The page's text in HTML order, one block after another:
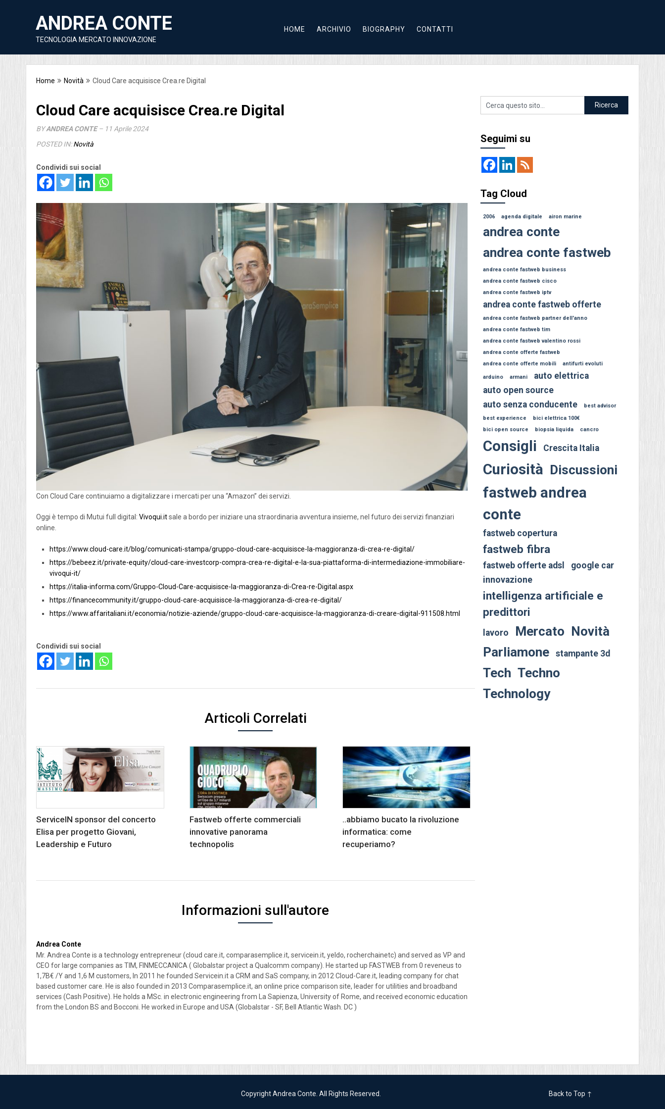
ANDREA CONTE
TECNOLOGIA MERCATO INNOVAZIONE
HOME ARCHIVIO BIOGRAPHY CONTATTI
Home Novità Cloud Care acquisisce Crea.re Digital
Cloud Care acquisisce Crea.re Digital
BYANDREA CONTE– 11 Aprile 2024
POSTED IN:Novità
Condividi sui social
Con Cloud Care continuiamo a digitalizzare i mercati per una “Amazon” dei servizi.
Oggi è tempo di Mutui full digital: Vivoqui.itsale a bordo per iniziare una straordinaria avventura insieme, nel futuro dei servizi finanziari
online.
https://www.cloud-care.it/blog/comunicati-stampa/gruppo-cloud-care-acquisisce-la-maggioranza-di-crea-re-digital/
https://bebeez.it/private-equity/cloud-care-investcorp-compra-crea-re-digital-e-la-sua-piattaforma-di-intermediazione-immobiliare-
vivoqui-it/
https://italia-informa.com/Gruppo-Cloud-Care-acquisisce-la-maggioranza-di-Crea-re-Digital.aspx
https://financecommunity.it/gruppo-cloud-care-acquisisce-la-maggioranza-di-crea-re-digital/
https://www.affaritaliani.it/economia/notizie-aziende/gruppo-cloud-care-acquisisce-la-maggioranza-di-creare-digital-911508.html
Condividi sui social
Articoli Correlati
ServiceIN sponsor del concerto
Elisa per progetto Giovani,
Leadership e Futuro
Fastweb offerte commerciali
innovative panorama
technopolis
..abbiamo bucato la rivoluzione
informatica: come
recuperiamo?
Informazioni sull'autore
Andrea Conte
Mr. Andrea Conte is a technology entrepreneur (cloud care.it, comparasemplice.it, servicein.it, yeldo, rocherchainetc) and served as VP and
CEO for large companies as TIM, FINMECCANICA ( Globalstar project a Qualcomm company). He started up FASTWEB from 0 reveneus to
1,7B€ /Y and 1,6 M customers, In 2011 he founded Servicein.it a CRM and SaS company, in 2012 Cloud-Care.it, leading company for chat
based customer care. He is also founded in 2013 Comparasemplice.it, an online price comparison site, leader for utilities and broadband
services (Cash Positive). He holds a MSc. in electronic engineering from La Sapienza, University of Rome, and received economic education
from the London BS and Bocconi. He worked in Europe and USA (Globalstar - SF, Bell Atlantic Wash. DC )
Seguimi su
Tag Cloud
2006 agenda digitale airon marine
andrea conte
andrea conte fastweb
andrea conte fastweb business
andrea conte fastweb cisco
andrea conte fastweb iptv
andrea conte fastweb offerte
andrea conte fastweb partner dell'anno
andrea conte fastweb tim
andrea conte fastweb valentino rossi
andrea conte offerte fastweb
andrea conte offerte mobili
antifurti evoluti
arduino armani
auto elettrica
auto open source
auto senza conducente
best advisor
best experience
bici elettrica 100€
bici open source
biopsia liquida cancro
Consigli Crescita Italia
Curiosità Discussioni
fastweb andrea
conte
fastweb copertura
fastweb fibra
fastweb offerte adsl
google car
innovazione
intelligenza artificiale e
predittori
lavoro Mercato Novità
Parliamone
stampante 3d
Tech Techno
Technology
Copyright Andrea Conte. All Rights Reserved. Back to Top ↑